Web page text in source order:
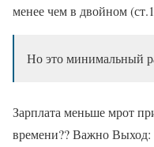
менее чем в двойном
Но это минимальный
Зарплата меньше мрот
времени?? Важно Выход: